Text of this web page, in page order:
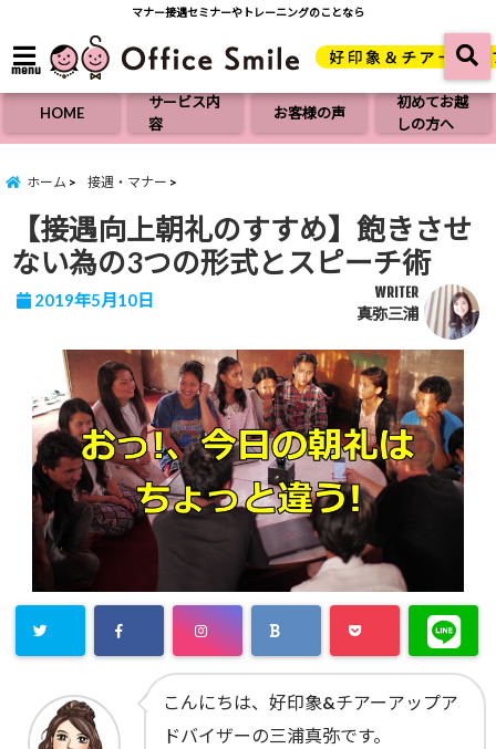
マナー接遇セミナーやトレーニングのことなら
menu
HOME
サービス内
容
お客様の声
初めてお越
しの方へ
ホーム 接遇・マナー
【接遇向上朝礼のすすめ】飽きさせ
ない為の3つの形式とスピーチ術
2019年5月10日 WRITER
真弥三浦
こんにちは、好印象&チアーアップア
ドバイザーの三浦真弥です。